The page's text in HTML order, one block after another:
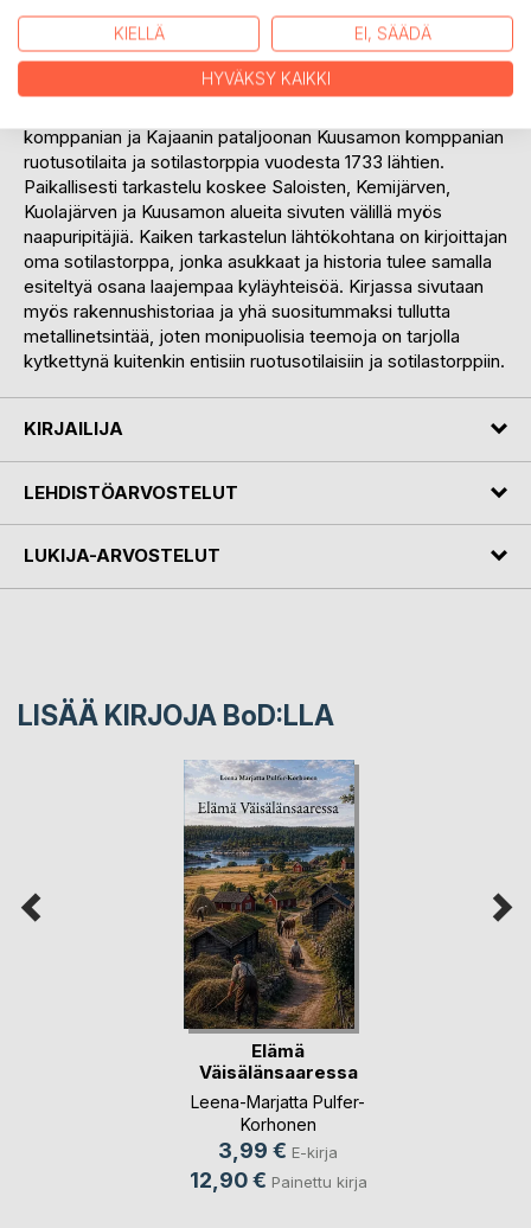
ruotusotilaat olivat, miten he elivät ja mitä heille tapahtui
linnoitustöissä tai sotakomennuksilla? Tässä kirjassa näitä
kysymyksiä pyritään valottamaan yksityiskohtaisten
asiakirjadokumenttien valossa. Alueellisesti tarkastelu
komppanian ja Kajaanin pataljoonan Kuusamon komppanian
ruotusotilaita ja sotilastorppia vuodesta 1733 lähtien.
Paikallisesti tarkastelu koskee Saloisten, Kemijärven,
Kuolajärven ja Kuusamon alueita sivuten välillä myös
naapuripitäjiä. Kaiken tarkastelun lähtökohtana on kirjoittajan
oma sotilastorppa, jonka asukkaat ja historia tulee samalla
esiteltyä osana laajempaa kyläyhteisöä. Kirjassa sivutaan
myös rakennushistoriaa ja yhä suositummaksi tullutta
metallinetsintää, joten monipuolisia teemoja on tarjolla
kytkettynä kuitenkin entisiin ruotusotilaisiin ja sotilastorppiin.
KIRJAILIJA
LEHDISTÖARVOSTELUT
LUKIJA-ARVOSTELUT
LISÄÄ KIRJOJA BoD:LLA
Elämä
Väisälänsaaressa
Leena-Marjatta Pulfer-
Korhonen
3,99 € E-kirja
12,90 € Painettu kirja
KIELLÄ EI, SÄÄDÄ
HYVÄKSY KAIKKI